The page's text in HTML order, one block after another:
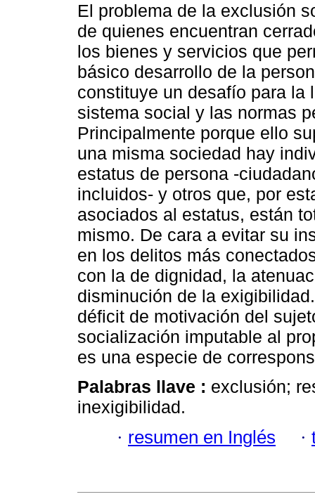
El problema de la exclusión
de quienes encuentran
los bienes y servicios que
básico desarrollo de la
constituye un desafío para la
sistema social y las normas
Principalmente porque ello
una misma sociedad hay
estatus de persona -
incluidos- y otros que, por
asociados al estatus, están
mismo. De cara a evitar su
en los delitos más
con la de dignidad, la
disminución de la
déficit de motivación del
socialización imputable al
es una especie de
Palabras llave : exclusión;
inexigibilidad.
· resumen en Inglés ·